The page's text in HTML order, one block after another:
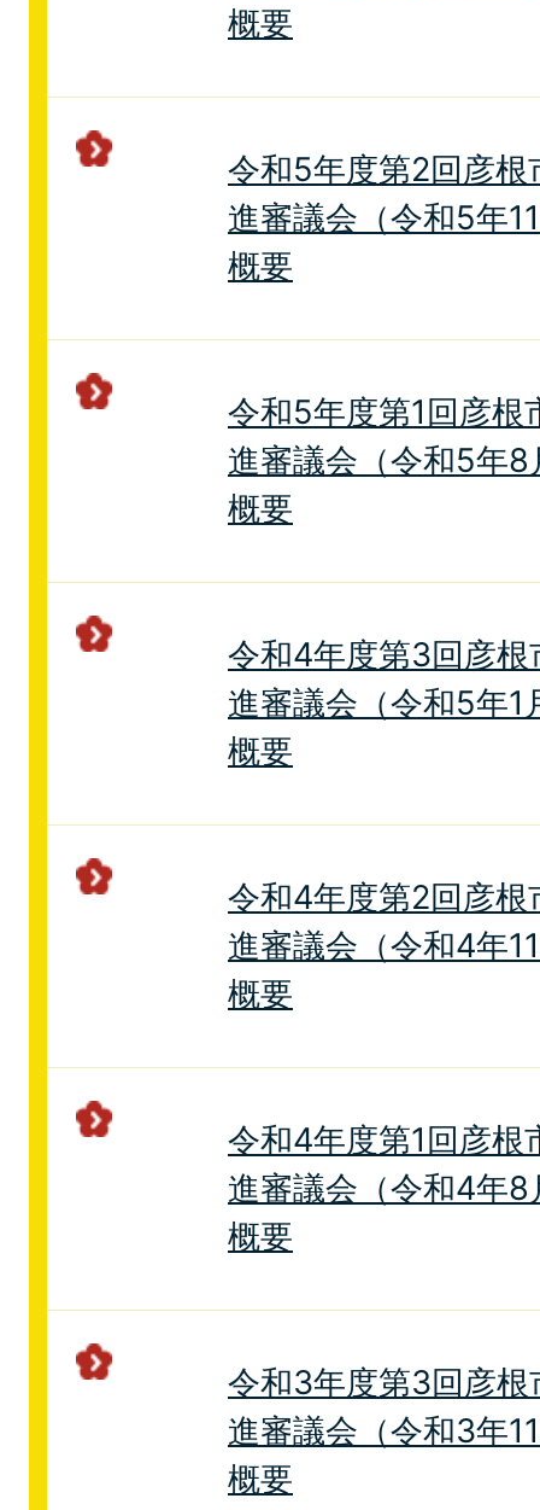
概要
令和5年度第2回彦根
進審議会（令和5年
概要
令和5年度第1回彦根
進審議会（令和5年
概要
令和4年度第3回彦
進審議会（令和5年1
概要
令和4年度第2回彦根
進審議会（令和4年
概要
令和4年度第1回彦根
進審議会（令和4年
概要
令和3年度第3回彦
進審議会（令和3年
概要